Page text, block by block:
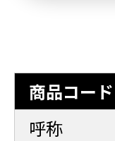
商品コード
呼称